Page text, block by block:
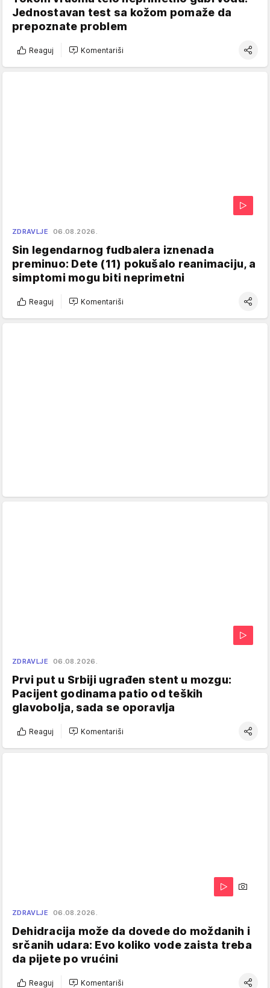
Jednostavan test sa kožom pomaže da
prepoznate problem
Reaguj Komentariši
ZDRAVLJE 06.08.2026.
Sin legendarnog fudbalera iznenada
preminuo: Dete (11) pokušalo reanimaciju, a
simptomi mogu biti neprimetni
Reaguj Komentariši
ZDRAVLJE 06.08.2026.
Prvi put u Srbiji ugrađen stent u mozgu:
Pacijent godinama patio od teških
glavobolja, sada se oporavlja
Reaguj Komentariši
ZDRAVLJE 06.08.2026.
Dehidracija može da dovede do moždanih i
srčanih udara: Evo koliko vode zaista treba
da pijete po vrućini
Reaguj Komentariši